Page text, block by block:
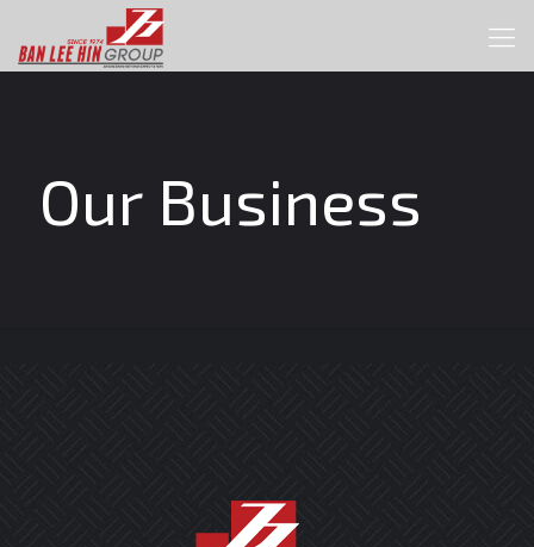
Our Business